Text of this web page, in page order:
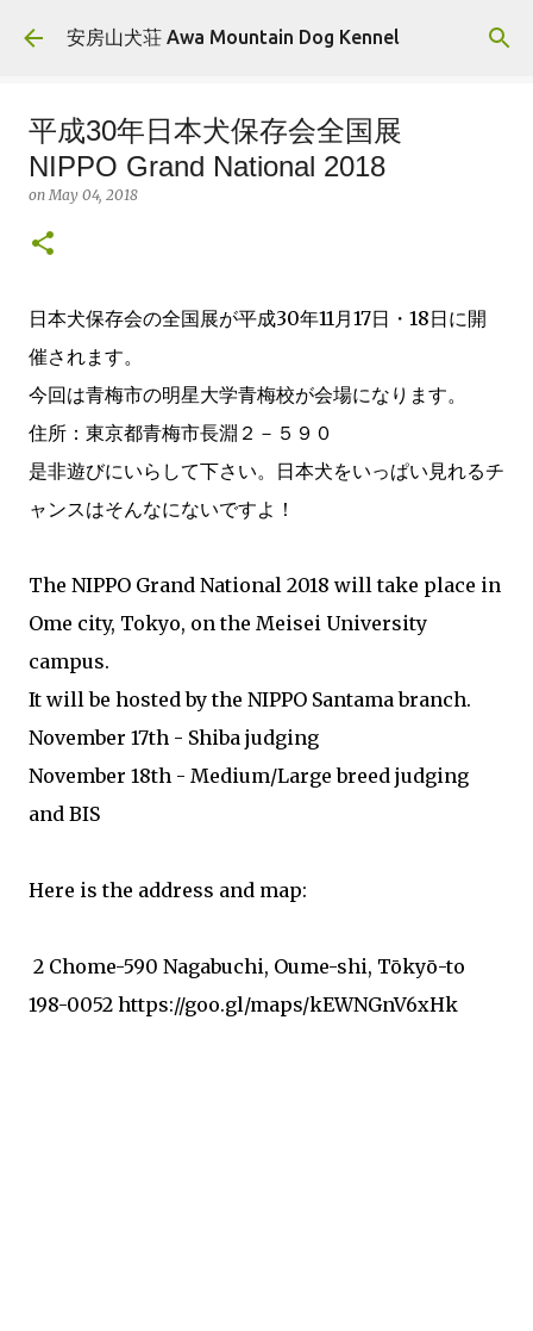
Skip to main content
安房山犬荘 Awa Mountain Dog Kennel
平成30年日本犬保存会全国展
NIPPO Grand National 2018
onMay 04, 2018
日本犬保存会の全国展が平成30年11月17日・18日に開
催されます。
今回は青梅市の明星大学青梅校が会場になります。
住所：東京都青梅市長淵２－５９０
是非遊びにいらして下さい。日本犬をいっぱい見れるチ
ャンスはそんなにないですよ！
The NIPPO Grand National 2018 will take place in
Ome city, Tokyo, on the Meisei University
campus.
It will be hosted by the NIPPO Santama branch.
November 17th - Shiba judging
November 18th - Medium/Large breed judging
and BIS
Here is the address and map:
2 Chome-590 Nagabuchi, Oume-shi, Tōkyō-to
198-0052 https://goo.gl/maps/kEWNGnV6xHk